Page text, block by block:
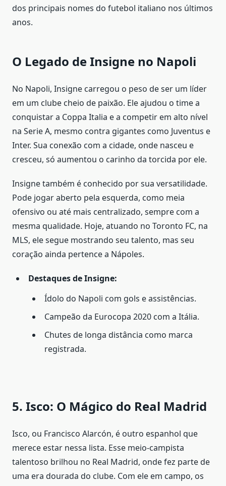
dos principais nomes do futebol italiano nos últimos
anos.
O Legado de Insigne no Napoli
No Napoli, Insigne carregou o peso de ser um líder
em um clube cheio de paixão. Ele ajudou o time a
conquistar a Coppa Italia e a competir em alto nível
na Serie A, mesmo contra gigantes como Juventus e
Inter. Sua conexão com a cidade, onde nasceu e
cresceu, só aumentou o carinho da torcida por ele.
Insigne também é conhecido por sua versatilidade.
Pode jogar aberto pela esquerda, como meia
ofensivo ou até mais centralizado, sempre com a
mesma qualidade. Hoje, atuando no Toronto FC, na
MLS, ele segue mostrando seu talento, mas seu
coração ainda pertence a Nápoles.
Destaques de Insigne:
Ídolo do Napoli com gols e assistências.
Campeão da Eurocopa 2020 com a Itália.
Chutes de longa distância como marca
registrada.
5. Isco: O Mágico do Real Madrid
Isco, ou Francisco Alarcón, é outro espanhol que
merece estar nessa lista. Esse meio-campista
talentoso brilhou no Real Madrid, onde fez parte de
uma era dourada do clube. Com ele em campo, os